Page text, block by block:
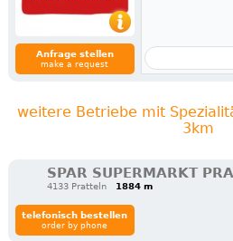
Anfrage stellen
make a request
weitere Betriebe mit
3km
SPAR SUPERMARKT
4133 Pratteln 1884 m
telefonisch bestellen
order by phone